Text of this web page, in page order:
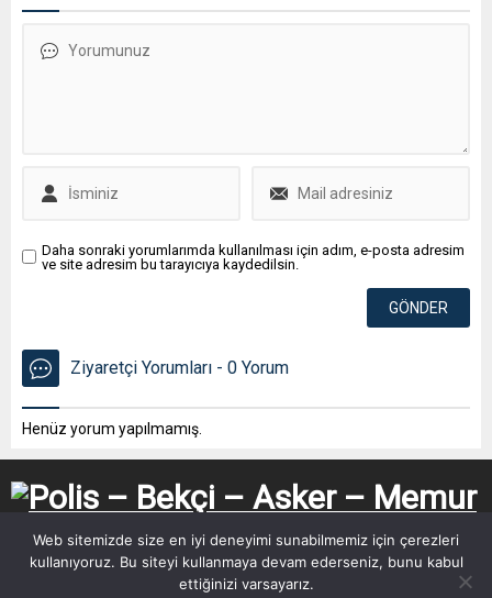
Daha sonraki yorumlarımda kullanılması için adım, e-posta adresim
ve site adresim bu tarayıcıya kaydedilsin.
Ziyaretçi Yorumları - 0 Yorum
Henüz yorum yapılmamış.
Web sitemizde size en iyi deneyimi sunabilmemiz için çerezleri
kullanıyoruz. Bu siteyi kullanmaya devam ederseniz, bunu kabul
ettiğinizi varsayarız.